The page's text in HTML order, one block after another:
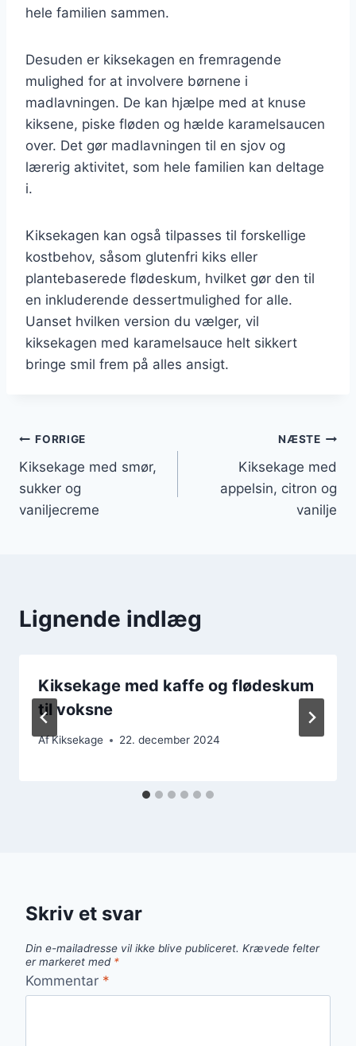
hele familien sammen.
Desuden er kiksekagen en fremragende
mulighed for at involvere børnene i
madlavningen. De kan hjælpe med at knuse
kiksene, piske fløden og hælde karamelsaucen
over. Det gør madlavningen til en sjov og
lærerig aktivitet, som hele familien kan deltage
i.
Kiksekagen kan også tilpasses til forskellige
kostbehov, såsom glutenfri kiks eller
plantebaserede flødeskum, hvilket gør den til
en inkluderende dessertmulighed for alle.
Uanset hvilken version du vælger, vil
kiksekagen med karamelsauce helt sikkert
bringe smil frem på alles ansigt.
Indlægsnavigation
FORRIGE
Kiksekage med smør,
sukker og
vaniljecreme
NÆSTE
Kiksekage med
appelsin, citron og
vanilje
Lignende indlæg
Kiksekage med kaffe og flødeskum
til voksne
AfKiksekage 22. december 2024
Skriv et svar
Din e-mailadresse vil ikke blive publiceret. Krævede felter
er markeret med *
Kommentar *